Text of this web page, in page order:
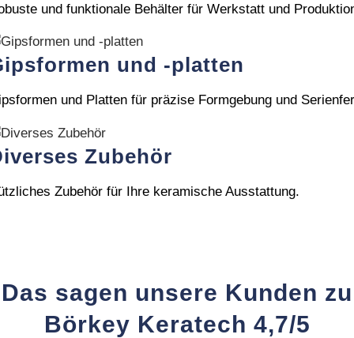
und funktionale Behälter für Werkstatt und
und -platten
und Platten für präzise Formgebung und
Zubehör
Zubehör für Ihre keramische Ausstattung.
Das sagen unsere Kunden zu
Börkey Keratech 4,7/5